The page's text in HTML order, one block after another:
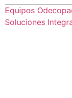
Equipos
Soluciones